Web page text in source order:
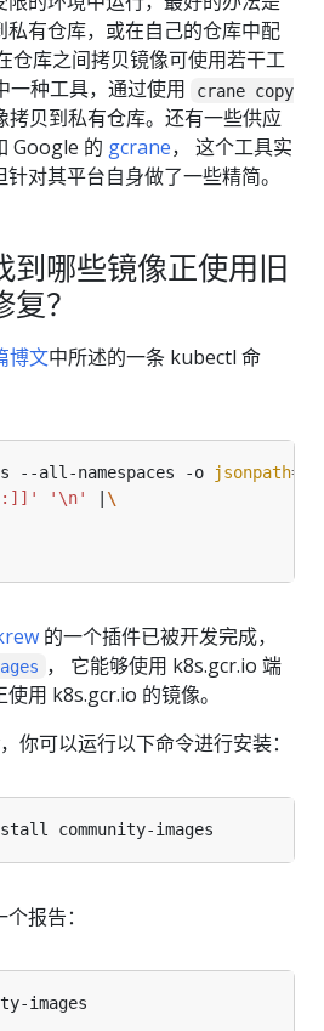
私有仓库，或在自己的仓库中配
仓库之间拷贝镜像可使用若干工
一种工具，通过使用
crane copy
拷贝到私有仓库。还有一些供应
Google 的 gcrane， 这个工具实
对其平台自身做了一些精简。
到哪些镜像正使用旧
？
博文中所述的一条 kubectl 命
--all-namespaces -o jsonpath=
'\n' |
的一个插件已被开发完成，
， 它能够使用 k8s.gcr.io 端
用 k8s.gcr.io 的镜像。
你可以运行以下命令进行安装：
报告：